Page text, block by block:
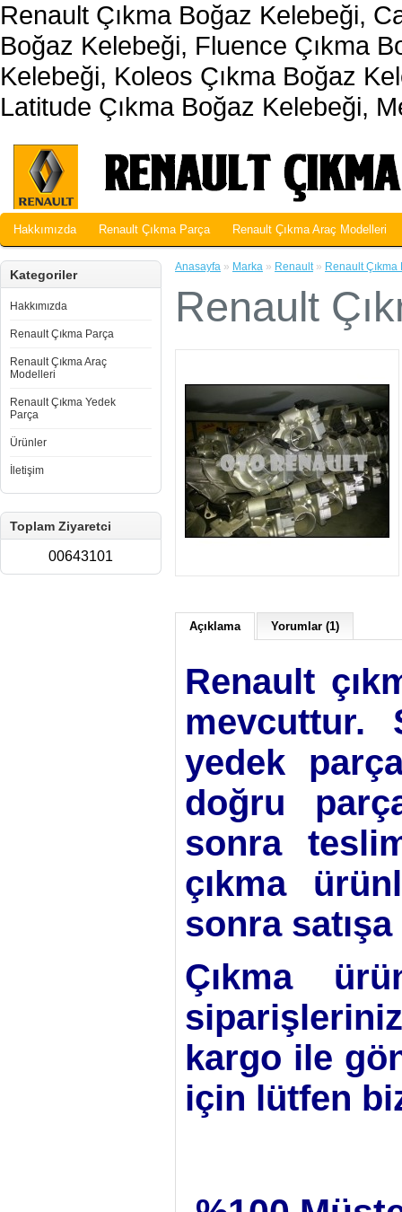
Renault Çıkma Boğaz Kelebeği,
Boğaz Kelebeği, Fluence Çıkma
Kelebeği, Koleos Çıkma Boğaz
Latitude Çıkma Boğaz Kelebeği,
Hakkımızda Renault Çıkma Parça Renault Çıkma Araç Modelleri
Kategoriler
Hakkımızda
Renault Çıkma Parça
Renault Çıkma Araç
Modelleri
Renault Çıkma Yedek
Parça
Ürünler
İletişim
Toplam Ziyaretci
00643101
Anasayfa » Marka » Renault» Renault
Renault
Açıklama Yorumlar (1)
Renault
mevcuttur.
yedek
doğru
sonra
çıkma
sonra
Çıkma
kargo ile
için lütfen